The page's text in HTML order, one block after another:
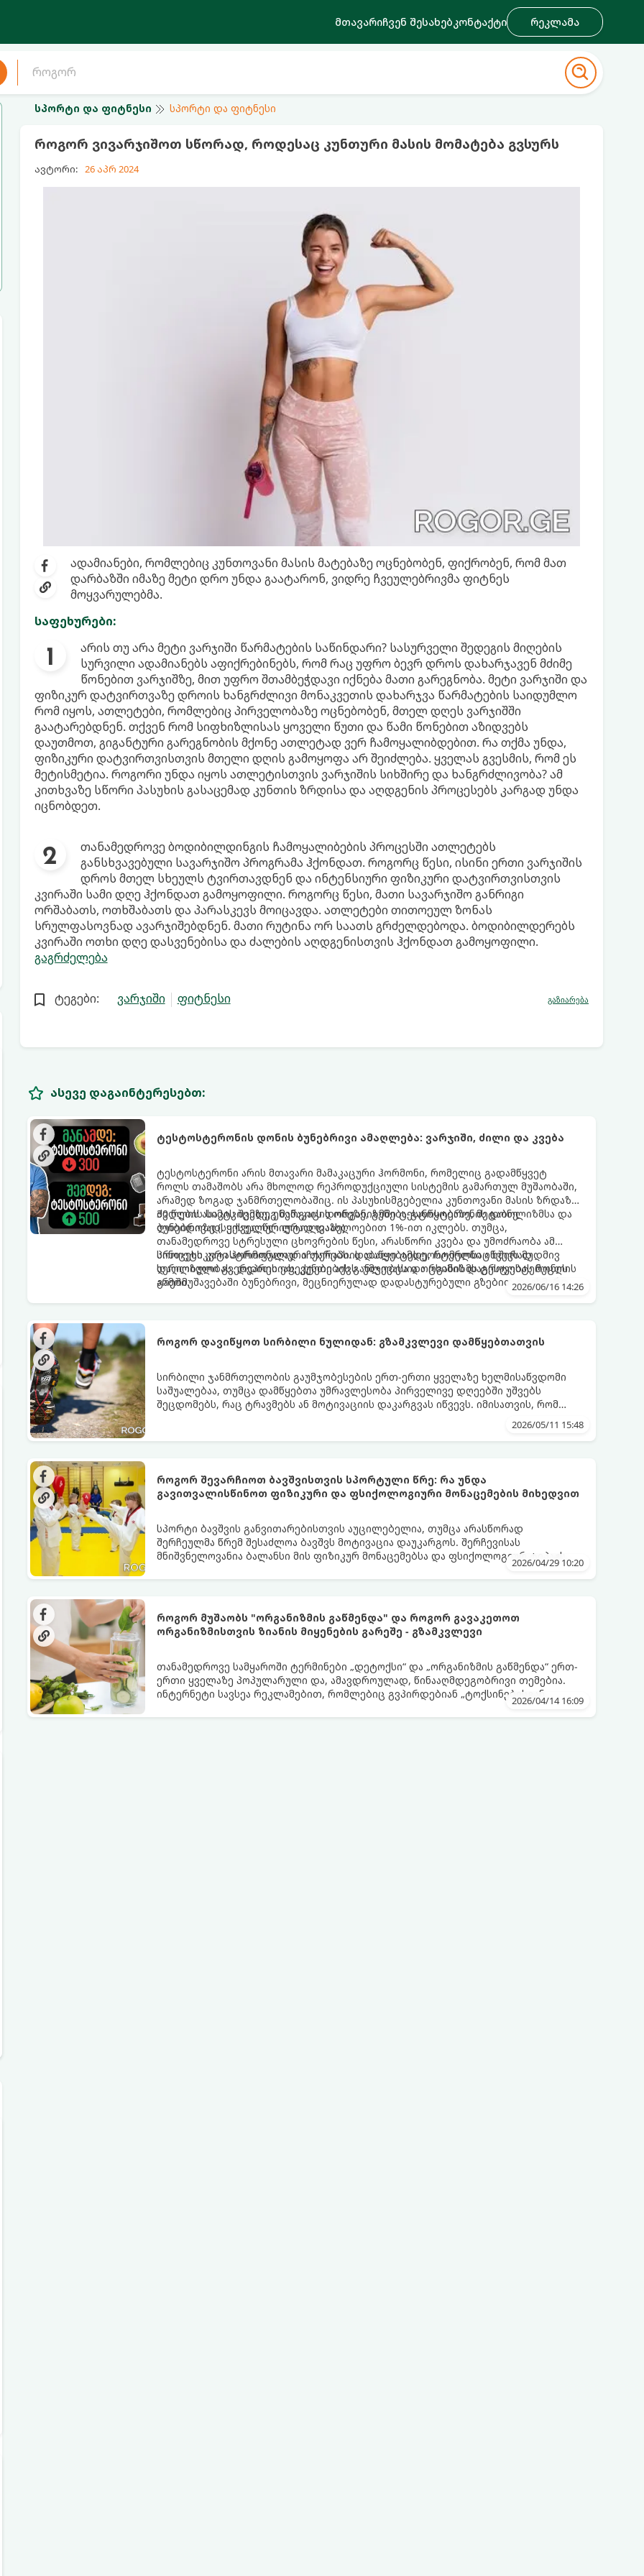
მთავარიჩვენ შესახებკონტაქტი რეკლამა
სპორტი და ფიტნესი სპორტი და ფიტნესი
როგორ ვივარჯიშოთ სწორად, როდესაც კუნთური მასის მომატება გვსურს
ავტორი: 26 აპრ 2024
ადამიანები, რომლებიც კუნთოვანი მასის მატებაზე ოცნებობენ, ფიქრობენ, რომ მათ
დარბაზში იმაზე მეტი დრო უნდა გაატარონ, ვიდრე ჩვეულებრივმა ფიტნეს
მოყვარულებმა.
საფეხურები:
არის თუ არა მეტი ვარჯიში წარმატების საწინდარი? სასურველი შედეგის მიღების
სურვილი ადამიანებს აფიქრებინებს, რომ რაც უფრო ბევრ დროს დახარჯავენ მძიმე
წონებით ვარჯიშზე, მით უფრო შთამბეჭდავი იქნება მათი გარეგნობა. მეტი ვარჯიში და
ფიზიკურ დატვირთვაზე დროის ხანგრძლივი მონაკვეთის დახარჯვა წარმატების საიდუმლო
რომ იყოს, ათლეტები, რომლებიც პირველობაზე ოცნებობენ, მთელ დღეს ვარჯიშში
გაატარებდნენ. თქვენ რომ სიფხიზლისას ყოველი წუთი და წამი წონებით აზიდვებს
დაუთმოთ, გიგანტური გარეგნობის მქონე ათლეტად ვერ ჩამოყალიბდებით. რა თქმა უნდა,
ფიზიკური დატვირთვისთვის მთელი დღის გამოყოფა არ შეიძლება. ყველას გვესმის, რომ ეს
მეტისმეტია. როგორი უნდა იყოს ათლეტისთვის ვარჯიშის სიხშირე და ხანგრძლივობა? ამ
კითხვაზე სწორი პასუხის გასაცემად კუნთის ზრდისა და აღდგენის პროცესებს კარგად უნდა
იცნობდეთ.
თანამედროვე ბოდიბილდინგის ჩამოყალიბების პროცესში ათლეტებს
განსხვავებული სავარჯიშო პროგრამა ჰქონდათ. როგორც წესი, ისინი ერთი ვარჯიშის
დროს მთელ სხეულს ტვირთავდნენ და ინტენსიური ფიზიკური დატვირთვისთვის
კვირაში სამი დღე ჰქონდათ გამოყოფილი. როგორც წესი, მათი სავარჯიშო განრიგი
ორშაბათს, ოთხშაბათს და პარასკევს მოიცავდა. ათლეტები თითოეულ ზონას
სრულფასოვნად ავარჯიშებდნენ. მათი რუტინა ორ საათს გრძელდებოდა. ბოდიბილდერებს
კვირაში ოთხი დღე დასვენებისა და ძალების აღდგენისთვის ჰქონდათ გამოყოფილი.
გაგრძელება
ტეგები: ვარჯიში ფიტნესი გაზიარება
ასევე დაგაინტერესებთ:
ტესტოსტერონის დონის ბუნებრივი ამაღლება: ვარჯიში, ძილი და კვება
ტესტოსტერონი არის მთავარი მამაკაცური ჰორმონი, რომელიც გადამწყვეტ
როლს თამაშობს არა მხოლოდ რეპროდუქციული სისტემის გამართულ მუშაობაში,
არამედ ზოგად ჯანმრთელობაშიც. ის პასუხისმგებელია კუნთოვანი მასის ზრდაზე,
ძვლების სიმტკიცეზე, ენერგიის დონეზე, გუნება-განწყობაზე, მეტაბოლიზმსა და
ლიბიდოზე (სექსუალურ ლტოლვაზე).
30 წლის ასაკის შემდეგ მამაკაცის ორგანიზმში ტესტოსტერონის დონე
ბუნებრივად, ყოველწლიურად დაახლოებით 1%-ით იკლებს. თუმცა,
თანამედროვე სტრესული ცხოვრების წესი, არასწორი კვება და უმოძრაობა ამ
პროცესს კატასტროფულად აჩქარებს. დაბალი ტესტოსტერონი იწვევს მუდმივ
დაღლილობას, დეპრესიას, კუნთების განლევასა და ცხიმის დაგროვებას მუცლის
არეში.
სინთეტიკური ჰორმონალური თერაპიის დაწყებამდე, რომელსაც ხშირად
სერიოზული გვერდითი ეფექტები აქვს, უმჯობესია ორგანიზმს ტესტოსტერონის
გამომუშავებაში ბუნებრივი, მეცნიერულად დადასტურებული გზებით დაეხმაროთ.
2026/06/16 14:26
როგორ დავიწყოთ სირბილი ნულიდან: გზამკვლევი დამწყებთათვის
სირბილი ჯანმრთელობის გაუმჯობესების ერთ-ერთი ყველაზე ხელმისაწვდომი
საშუალებაა, თუმცა დამწყებთა უმრავლესობა პირველივე დღეებში უშვებს
შეცდომებს, რაც ტრავმებს ან მოტივაციის დაკარგვას იწვევს. იმისათვის, რომ
2026/05/11 15:48
როგორ შევარჩიოთ ბავშვისთვის სპორტული წრე: რა უნდა
გავითვალისწინოთ ფიზიკური და ფსიქოლოგიური მონაცემების მიხედვით
სპორტი ბავშვის განვითარებისთვის აუცილებელია, თუმცა არასწორად
შერჩეულმა წრემ შესაძლოა ბავშვს მოტივაცია დაუკარგოს. შერჩევისას
მნიშვნელოვანია ბალანსი მის ფიზიკურ მონაცემებსა და ფსიქოლოგიურ ტიპაჟს
2026/04/29 10:20
როგორ მუშაობს "ორგანიზმის გაწმენდა" და როგორ გავაკეთოთ
ორგანიზმისთვის ზიანის მიყენების გარეშე - გზამკვლევი
თანამედროვე სამყაროში ტერმინები „დეტოქსი“ და „ორგანიზმის გაწმენდა“ ერთ-
ერთი ყველაზე პოპულარული და, ამავდროულად, წინააღმდეგობრივი თემებია.
ინტერნეტი სავსეა რეკლამებით, რომლებიც გვპირდებიან „ტოქსინებისგან
გათავისუფლებას“ სხვადასხვა ჩაის, წვენების ან მკაცრი დიეტების მეშვეობით.
თუმცა, სანამ ამ გზას დაადგებით, მნიშვნელოვანია გავიგოთ, რა იმალება ამ
2026/04/14 16:09